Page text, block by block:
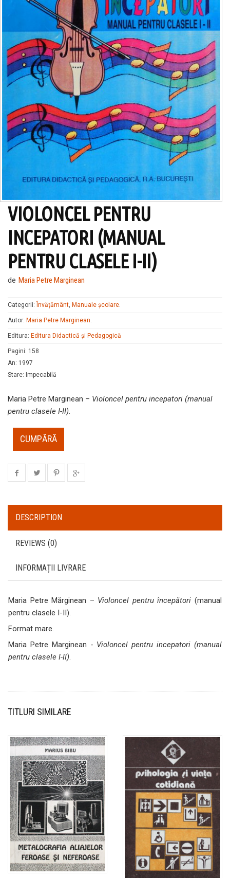
VIOLONCEL PENTRU
INCEPATORI (MANUAL
PENTRU CLASELE I-II)
de Maria Petre Marginean
Categorii: Învățământ Manuale şcolare
Autor: Maria Petre Marginean
Editura: Editura Didactică şi Pedagogică
Pagini: 158
An: 1997
Stare: Impecabilă
Maria Petre Marginean – Violoncel pentru incepatori (manual
pentru clasele I-II).
CUMPĂRĂ
DESCRIPTION
REVIEWS (0)
INFORMAȚII LIVRARE
Maria Petre Mărginean – Violoncel pentru începători (manual
pentru clasele I-II).
Format mare.
Maria Petre Marginean - Violoncel pentru incepatori (manual
pentru clasele I-II).
TITLURI SIMILARE